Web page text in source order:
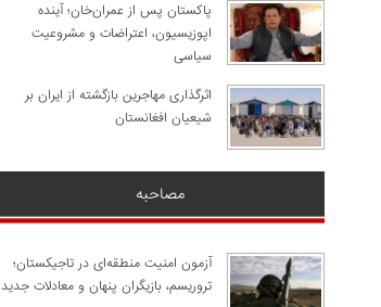
پاکستان پس از عمران‌خان؛ آینده
اپوزیسیون، اعتراضات و مشروعیت
سیاسی
اثرگذاری مهاجرین بازگشته از ایران بر
شیعیان افغانستان
مصاحبه
آزمون امنیت منطقه‌ای در تاجیکستان؛
تروریسم، بازیگران پنهان و معادلات جدید